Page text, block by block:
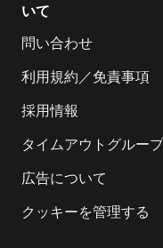
いて
問い合わせ
利用規約／免責事項
採用情報
タイムアウトグループ
広告について
クッキーを管理する